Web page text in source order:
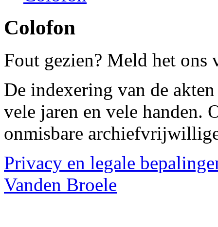
Colofon
Fout gezien? Meld het ons
De indexering van de
vele jaren en vele handen.
onmisbare
Privacy en legale
Vanden Broele